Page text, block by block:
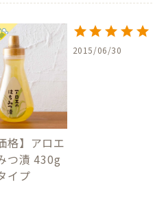
格】アロエ
つ漬 430g
イプ
2015/06/30